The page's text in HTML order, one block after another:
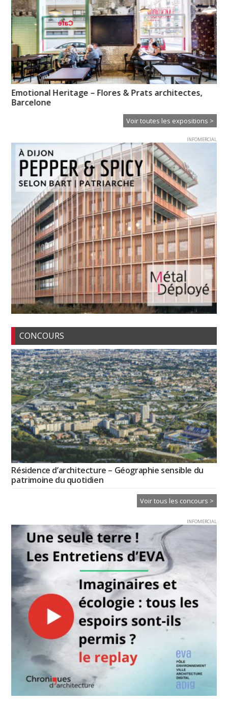
Emotional Heritage – Flores & Prats architectes,
Barcelone
Voir toutes les expositions >
INFOMERCIAL
CONCOURS
Résidence d’architecture – Géographie sensible du
patrimoine du quotidien
Voir tous les concours >
INFOMERCIAL